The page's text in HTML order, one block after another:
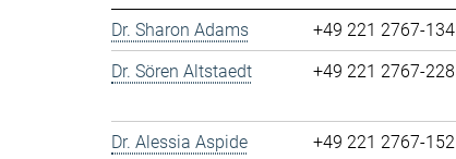
Dr. Sharon Adams
+49 221 2767-134
Dr. Sören Altstaedt
+49 221 2767-228
Dr. Alessia Aspide
+49 221 2767-152